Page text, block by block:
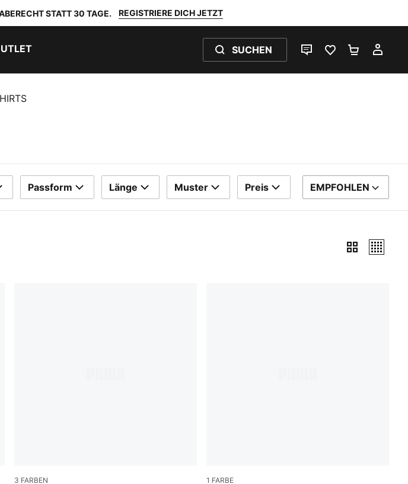
STATT 30 TAGE. REGISTRIERE DICH JETZT
SUCHEN
LIVE-CHATFAVORITEN 0
Passform Länge Muster Preis SORTIEREN NACH
EMPFOHLEN
3 FARBEN 1 FARBE